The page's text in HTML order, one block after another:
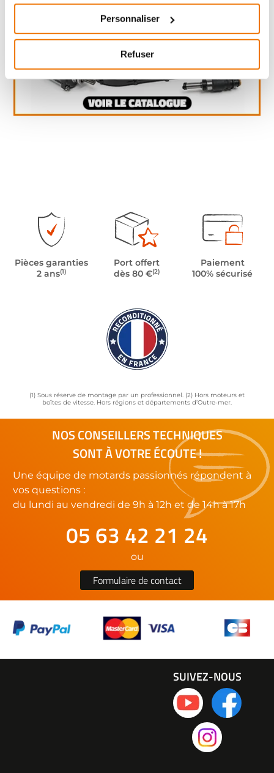
Personnaliser
Refuser
Pièces garanties
2 ans(1)
Port offert
dès 80 €(2)
Paiement
100% sécurisé
(1) Sous réserve de montage par un professionnel. (2) Hors moteurs et
boîtes de vitesse. Hors régions et départements d’Outre-mer.
NOS CONSEILLERS TECHNIQUES
SONT À VOTRE ÉCOUTE !
Une équipe de motards passionnés répondent à
vos questions :
du lundi au vendredi de 9h à 12h et de 14h à 17h
05 63 42 21 24
ou
Formulaire de contact
SUIVEZ-NOUS